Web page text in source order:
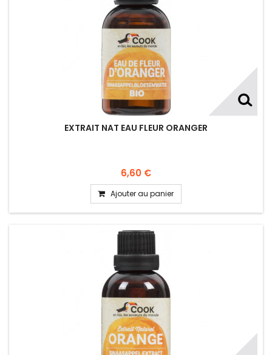
EXTRAIT NAT EAU FLEUR ORANGER
6,60 €
Ajouter au panier